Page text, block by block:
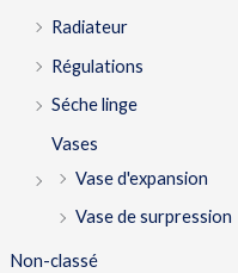
Radiateur
Régulations
Séche linge
Vases
Vase d'expansion
Vase de surpression
Non-classé